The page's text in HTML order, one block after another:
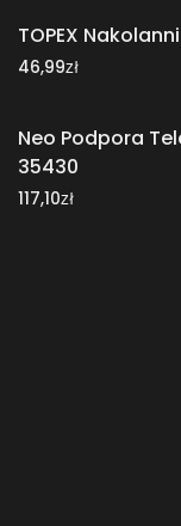
TOPEX
46,99zł
Neo Podpora
35430
117,10zł